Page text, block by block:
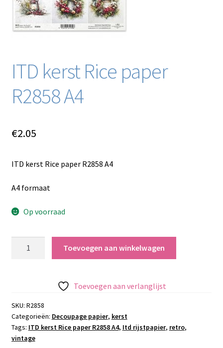
ITD kerst Rice paper
R2858 A4
€2.05
ITD kerst Rice paper R2858 A4
A4 formaat
Op voorraad
A4
aantal
Toevoegen aan winkelwagen
Toevoegen aan verlanglijst
SKU: R2858
Categorieën: Decoupage papier, kerst
Tags: ITD kerst Rice paper R2858 A4, Itd rijstpapier, retro,
vintage